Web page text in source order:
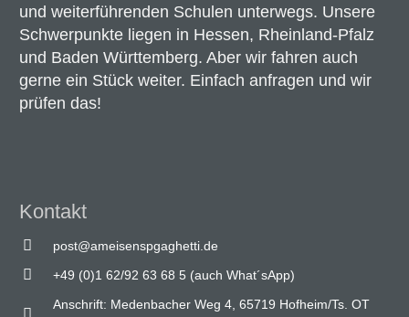
und weiterführenden Schulen unterwegs. Unsere
Schwerpunkte liegen in Hessen, Rheinland-Pfalz
und Baden Württemberg. Aber wir fahren auch
gerne ein Stück weiter. Einfach anfragen und wir
prüfen das!
Kontakt
post@ameisenspgaghetti.de
+49 (0)1 62/92 63 68 5 (auch What´sApp)
Anschrift: Medenbacher Weg 4, 65719 Hofheim/Ts. OT